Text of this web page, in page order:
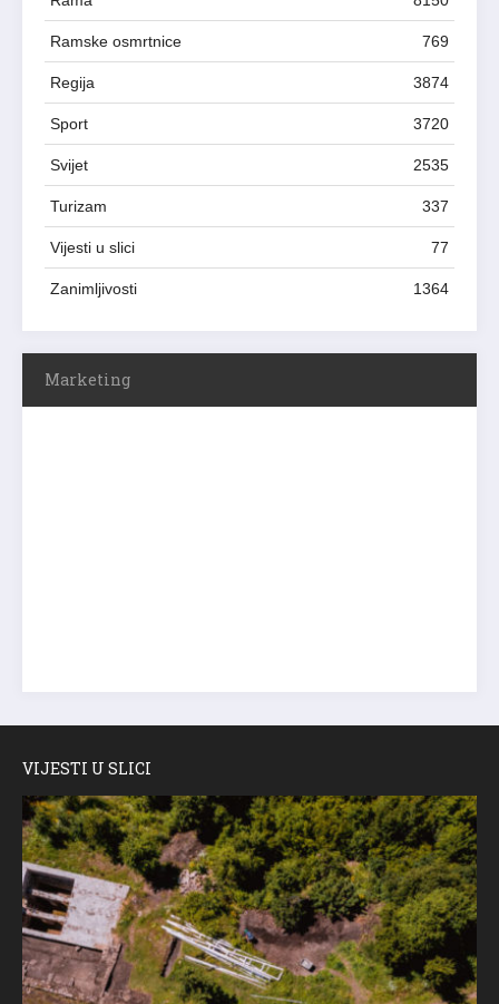
Ramske osmrtnice 769
Regija 3874
Sport 3720
Svijet 2535
Turizam 337
Vijesti u slici 77
Zanimljivosti 1364
Marketing
VIJESTI U SLICI